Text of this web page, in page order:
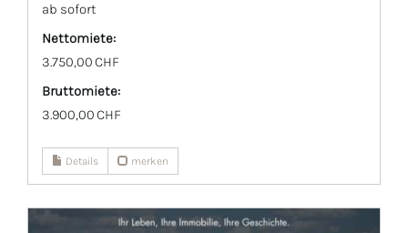
ab sofort
Nettomiete:
3.750,00 CHF
Bruttomiete:
3.900,00 CHF
Details merken